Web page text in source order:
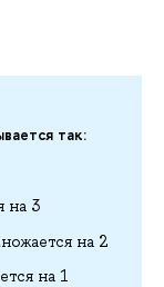
так:
на 3
на 2
на 1